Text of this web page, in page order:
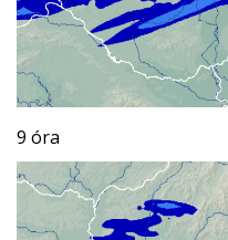
9 óra